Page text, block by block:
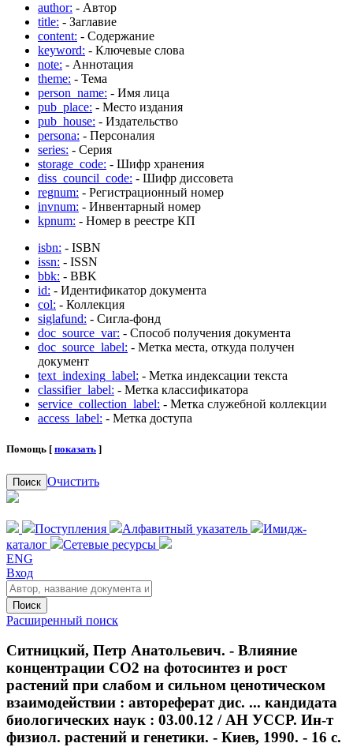
author: - Автор
title: - Заглавие
content: - Содержание
keyword: - Ключевые слова
note: - Аннотация
theme: - Тема
person_name: - Имя лица
pub_place: - Место издания
pub_house: - Издательство
persona: - Персоналия
series: - Серия
storage_code: - Шифр хранения
diss_council_code: - Шифр диссовета
regnum: - Регистрационный номер
invnum: - Инвентарный номер
kpnum: - Номер в реестре КП
isbn: - ISBN
issn: - ISSN
bbk: - BBK
id: - Идентификатор документа
col: - Коллекция
siglafund: - Сигла-фонд
doc_source_var: - Способ получения документа
doc_source_label: - Метка места, откуда получен
документ
text_indexing_label: - Метка индексации текста
classifier_label: - Метка классификатора
service_collection_label: - Метка служебной коллекции
access_label: - Метка доступа
Помощь [ показать ]
Поиск Очистить
Поступления Алфавитный указатель
Имидж-
каталог
Сетевые ресурсы
ENG
Вход
Поиск
Расширенный поиск
Ситницкий, Петр Анатольевич. - Влияние
концентрации CO2 на фотосинтез и рост
растений при слабом и сильном ценотическом
взаимодействии : автореферат дис. ... кандидата
биологических наук : 03.00.12 / АН УССР. Ин-т
физиол. растений и генетики. - Киев, 1990. - 16 с.